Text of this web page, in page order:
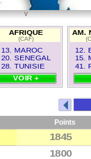
v
AFRIQUE
(CAF)
13. MAROC
20. SENEGAL
28. TUNISIE
VOIR +
AM.
12.
15.
41.
Points
1845
1800